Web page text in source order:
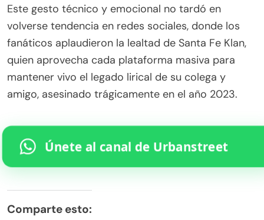
Este gesto técnico y emocional no tardó en
volverse tendencia en redes sociales, donde los
fanáticos aplaudieron la lealtad de Santa Fe Klan,
quien aprovecha cada plataforma masiva para
mantener vivo el legado lirical de su colega y
amigo, asesinado trágicamente en el año 2023.
Únete al canal de Urbanstreet
Comparte esto: